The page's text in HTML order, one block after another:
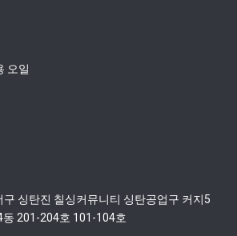
오일
구 싱탄진 칠싱커뮤니티 싱탄공업구 커지5
동 201-204호 101-104호